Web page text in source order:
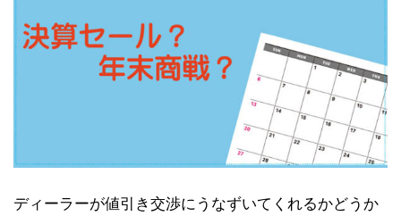
ディーラーが値引き交渉にうなずいてくれるかどうか